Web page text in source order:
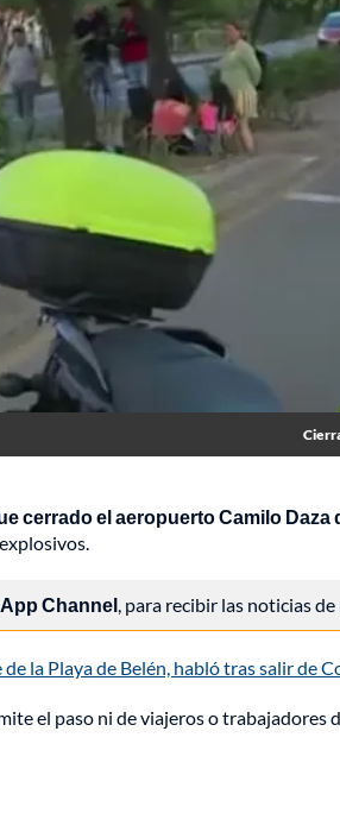
cerrado el aeropuerto Camilo
Channel, para recibir las noticias
la Playa de Belén, habló tras salir de
el paso ni de viajeros o